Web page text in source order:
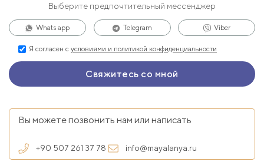
Выберите предпочтительный мессенджер
Whats app Telegram Viber
Я согласен с условиями и политикой конфиденциальности
Вы можете позвонить нам или написать
+90 507 261 37 78 info@mayalanya.ru